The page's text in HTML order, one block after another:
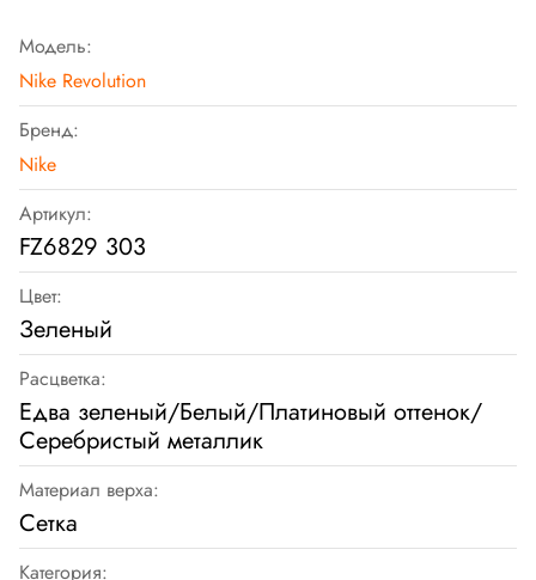
Модель:
Nike Revolution
Бренд:
Nike
Артикул:
FZ6829 303
Цвет:
Зеленый
Расцветка:
Едва зеленый/Белый/Платиновый оттенок/
Серебристый металлик
Материал верха:
Сетка
Категория: